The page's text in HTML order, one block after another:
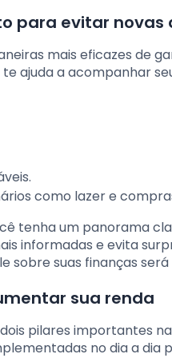
para evitar novas
mais eficazes de
ajuda a acompanhar
como lazer e
tenha um panorama
informadas e evita
suas finanças será
sua renda
pilares importantes
no dia a dia